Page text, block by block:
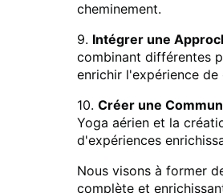
cheminement.
9. Intégrer une
combinant différentes
enrichir l'expérience
10. Créer une
Yoga aérien et la
d'expériences
Nous visons à former
complète et